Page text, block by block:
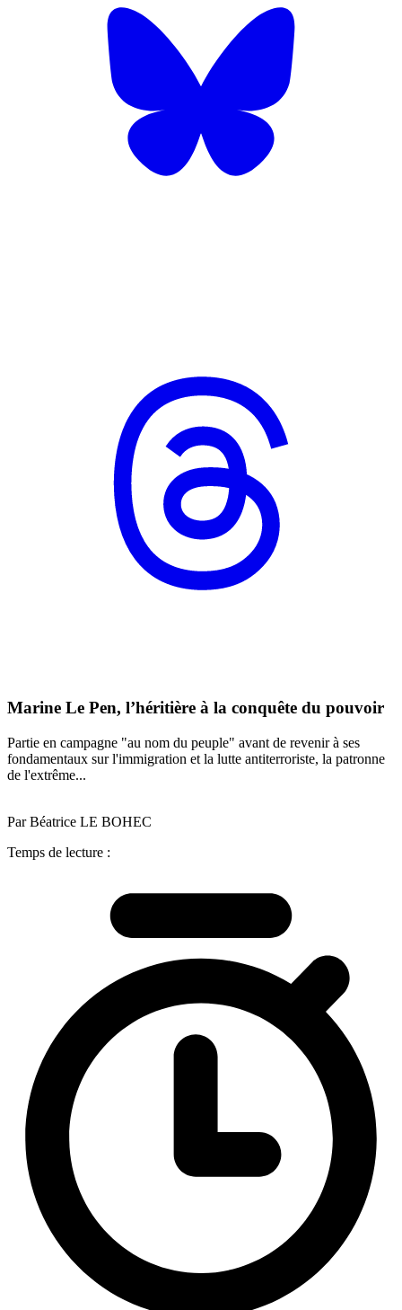
Marine Le Pen, l’héritière à la conquête du pouvoir
Partie en campagne "au nom du peuple" avant de revenir à ses
fondamentaux sur l'immigration et la lutte antiterroriste, la patronne
de l'extrême...
Par Béatrice LE BOHEC
Temps de lecture :